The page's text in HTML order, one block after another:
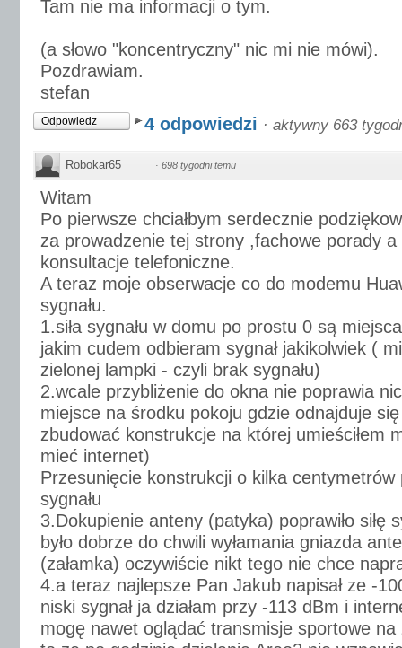
Tam nie ma informacji o tym.
(a słowo "koncentryczny" nic mi nie mówi).
Pozdrawiam.
stefan
Odpowiedz 4 odpowiedzi · aktywny 663
Robokar65 · 698 tygodni temu
Witam
Po pierwsze chciałbym serdecznie
za prowadzenie tej strony ,fachowe porady a
konsultacje telefoniczne.
A teraz moje obserwacje co do modemu
sygnału.
1.siła sygnału w domu po prostu 0 są
jakim cudem odbieram sygnał jakikolwiek (
zielonej lampki - czyli brak sygnału)
2.wcale przybliżenie do okna nie poprawia
miejsce na środku pokoju gdzie odnajduje się
zbudować konstrukcje na której umieściłem
mieć internet)
Przesunięcie konstrukcji o kilka centymetrów
sygnału
3.Dokupienie anteny (patyka) poprawiło siłę
było dobrze do chwili wyłamania gniazda
(załamka) oczywiście nikt tego nie chce
4.a teraz najlepsze Pan Jakub napisał ze -
niski sygnał ja działam przy -113 dBm i
mogę nawet oglądać transmisje sportowe